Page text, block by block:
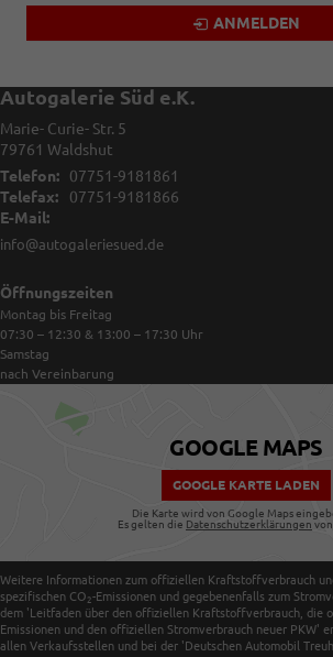
ANMELDEN
Autogalerie Süd e.K.
Marie- Curie- Str. 5
79761 Waldshut
Telefon:
07751-9181861
Telefax:
07751-9181866
E-Mail:
info@autogaleriesued.de
Öffnungszeiten
Montag bis Freitag
07:30 – 12:30 & 13:00 – 17:30 Uhr
Samstag
nach Vereinbarung
GOOGLE MAPS
GOOGLE KARTE LADEN
Die Karte wird von Google Maps
Es gelten die Datenschutzerklärungen
Weitere Informationen zum offiziellen Kraftstoffverbrauch
spezifischen CO 2-Emissionen und gegebenenfalls zum
dem 'Leitfaden über den offiziellen Kraftstoffverbrauch, die
Emissionen und den offiziellen Stromverbrauch neuer PKW'
allen Verkaufsstellen und bei der 'Deutschen Automobil